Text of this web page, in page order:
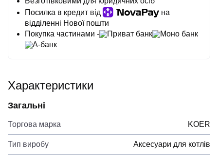
Посилка в кредит від
на
відділенні Нової пошти
Покупка частинами -
Приват банк
Моно банк
А-банк
Характеристики
Загальні
Торгова марка KOER
Тип виробу Аксесуари для котлів